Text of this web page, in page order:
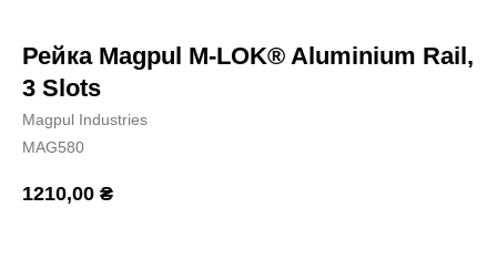
Рейка Magpul M-LOK® Aluminium Rail,
3 Slots
Magpul Industries
MAG580
1210,00 ₴